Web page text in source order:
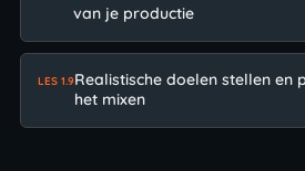
van je productie
LES 1.9Realistische doelen stellen en
het mixen